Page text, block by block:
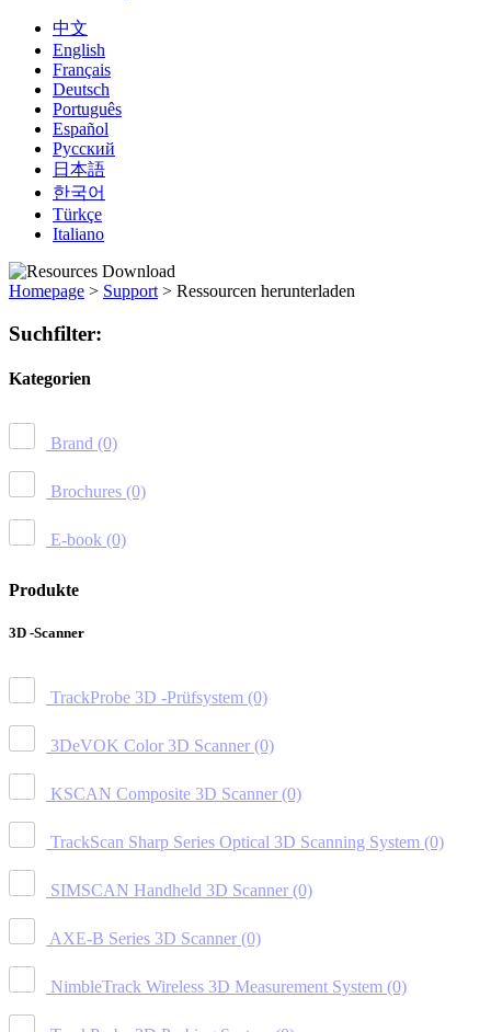
中文
English
Français
Deutsch
Português
Español
Русский
日本語
한국어
Türkçe
Italiano
Homepage > Support > Ressourcen herunterladen
Suchfilter:
Kategorien
Brand (0)
Brochures (0)
E-book (0)
Produkte
3D -Scanner
TrackProbe 3D -Prüfsystem (0)
3DeVOK Color 3D Scanner (0)
KSCAN Composite 3D Scanner (0)
TrackScan Sharp Series Optical 3D Scanning System (0)
SIMSCAN Handheld 3D Scanner (0)
AXE-B Series 3D Scanner (0)
NimbleTrack Wireless 3D Measurement System (0)